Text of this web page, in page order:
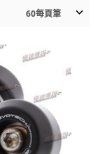
60每頁筆